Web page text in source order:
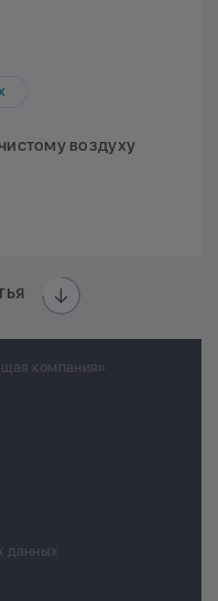
воздуху
компания»
данных